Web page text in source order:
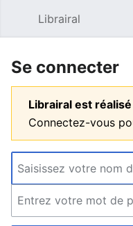
Librairal
Se connecter
Librairal est
Connectez-vous